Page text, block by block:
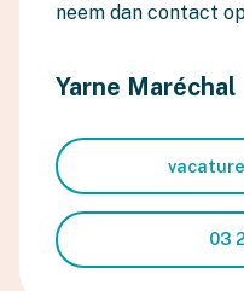
neem dan contact
Yarne Maréchal
03